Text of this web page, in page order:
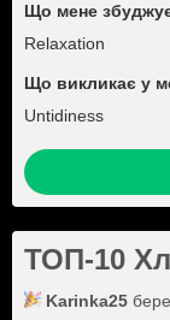
Що мене
Relaxation
Що викликає у
Untidiness
ТОП-10
Karinka25